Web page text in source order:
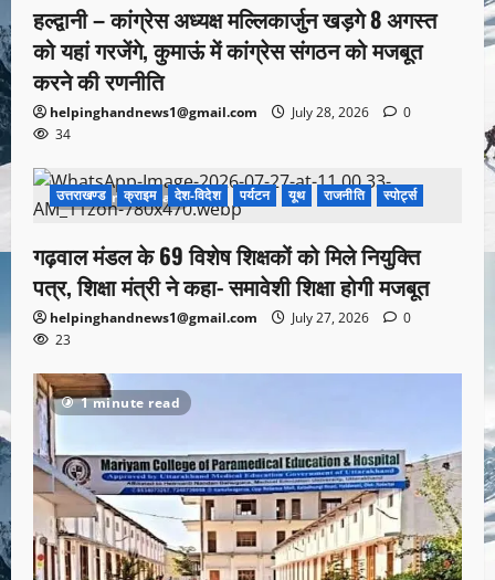
हल्द्वानी – कांग्रेस अध्यक्ष मल्लिकार्जुन खड़गे 8 अगस्त
को यहां गरजेंगे, कुमाऊं में कांग्रेस संगठन को मजबूत
करने की रणनीति
helpinghandnews1@gmail.com July 28, 2026
0
34
1 minute read
उत्तराखण्ड क्राइम देश-विदेश पर्यटन यूथ राजनीति स्पोर्ट्स
गढ़वाल मंडल के 69 विशेष शिक्षकों को मिले नियुक्ति
पत्र, शिक्षा मंत्री ने कहा- समावेशी शिक्षा होगी मजबूत
helpinghandnews1@gmail.com July 27, 2026
0
23
1 minute read